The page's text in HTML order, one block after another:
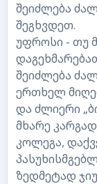
შეიძლება
შეგხვდეთ.
უფროსი - თუ
შეიძლება
ერთხელ
და ძლიერი
მხარე
კოლეგა,
ზედმეტად